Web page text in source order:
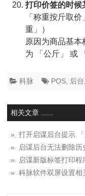
打印价签的时候
「称重按斤取
重」）
原因为商品基
为 「公斤」 或
科脉 POS 后台
相关文章 ......
» 打开启谋后台提示
» 启谋后台无法删除历
» 启谋新版标签打印程
» 科脉软件双屏设置相